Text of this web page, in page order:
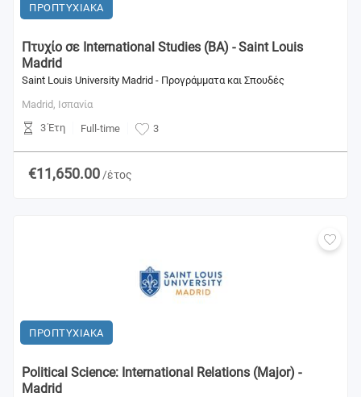
ΠΡΟΠΤΥΧΙΑΚΑ
Πτυχίο σε International Studies (BA) - Saint Louis
Madrid
Saint Louis University Madrid - Προγράμματα και Σπουδές
Madrid, Ισπανία
3 Έτη
Full-time 3
€11,650.00 /έτος
ΠΡΟΠΤΥΧΙΑΚΑ
Political Science: International Relations (Major) -
Madrid